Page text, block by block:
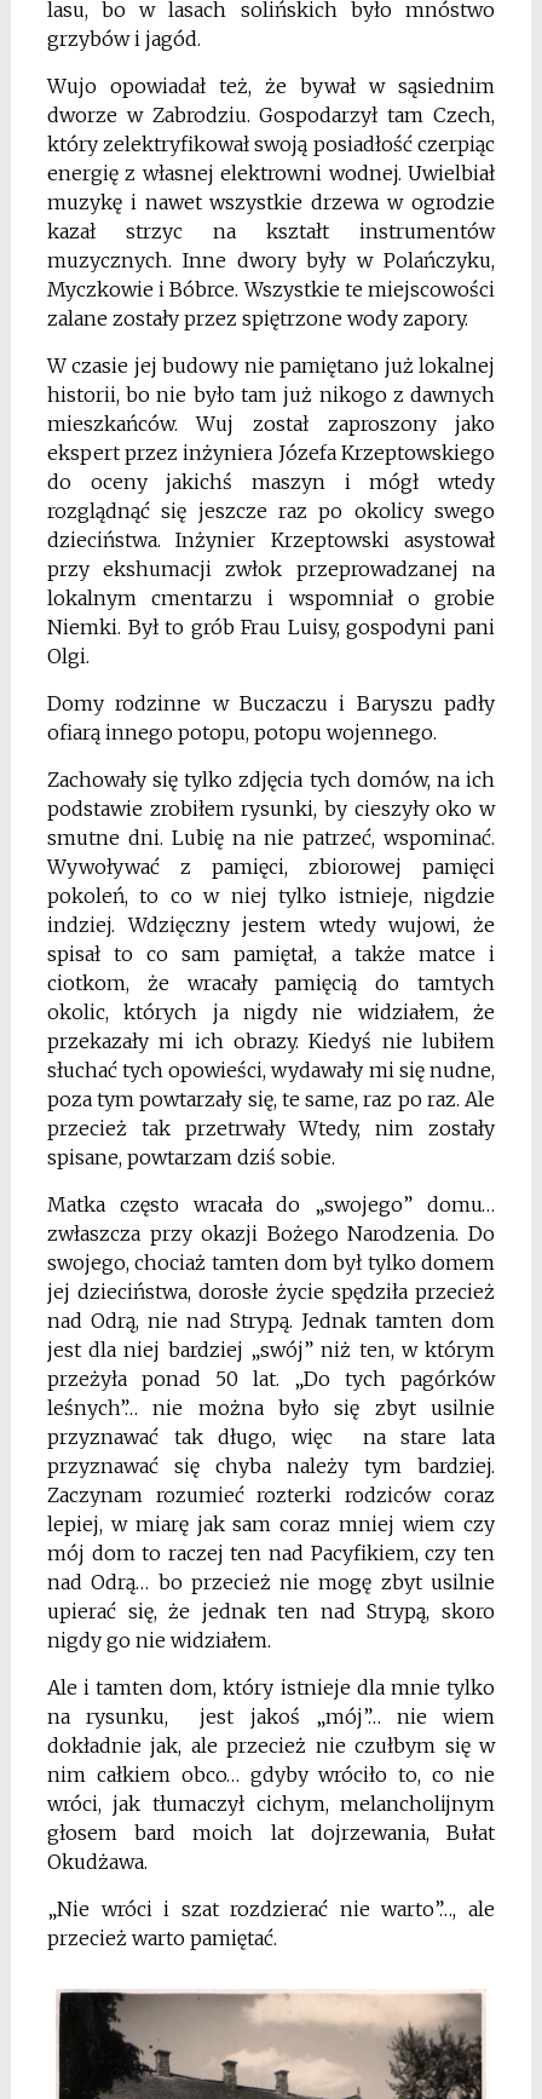
lasu, bo w lasach solińskich było mnóstwo
grzybów i jagód.
Wujo opowiadał też, że bywał w sąsiednim
dworze w Zabrodziu. Gospodarzył tam Czech,
który zelektryfikował swoją posiadłość czerpiąc
energię z własnej elektrowni wodnej. Uwielbiał
muzykę i nawet wszystkie drzewa w ogrodzie
kazał strzyc na kształt instrumentów
muzycznych. Inne dwory były w Polańczyku,
Myczkowie i Bóbrce. Wszystkie te miejscowości
zalane zostały przez spiętrzone wody zapory.
W czasie jej budowy nie pamiętano już lokalnej
historii, bo nie było tam już nikogo z dawnych
mieszkańców. Wuj został zaproszony jako
ekspert przez inżyniera Józefa Krzeptowskiego
do oceny jakichś maszyn i mógł wtedy
rozglądnąć się jeszcze raz po okolicy swego
dzieciństwa. Inżynier Krzeptowski asystował
przy ekshumacji zwłok przeprowadzanej na
lokalnym cmentarzu i wspomniał o grobie
Niemki. Był to grób Frau Luisy, gospodyni pani
Olgi.
Domy rodzinne w Buczaczu i Baryszu padły
ofiarą innego potopu, potopu wojennego.
Zachowały się tylko zdjęcia tych domów, na ich
podstawie zrobiłem rysunki, by cieszyły oko w
smutne dni. Lubię na nie patrzeć, wspominać.
Wywoływać z pamięci, zbiorowej pamięci
pokoleń, to co w niej tylko istnieje, nigdzie
indziej. Wdzięczny jestem wtedy wujowi, że
spisał to co sam pamiętał, a także matce i
ciotkom, że wracały pamięcią do tamtych
okolic, których ja nigdy nie widziałem, że
przekazały mi ich obrazy. Kiedyś nie lubiłem
słuchać tych opowieści, wydawały mi się nudne,
poza tym powtarzały się, te same, raz po raz. Ale
przecież tak przetrwały Wtedy, nim zostały
spisane, powtarzam dziś sobie.
Matka często wracała do „swojego” domu…
zwłaszcza przy okazji Bożego Narodzenia. Do
swojego, chociaż tamten dom był tylko domem
jej dzieciństwa, dorosłe życie spędziła przecież
nad Odrą, nie nad Strypą. Jednak tamten dom
jest dla niej bardziej „swój” niż ten, w którym
przeżyła ponad 50 lat. „Do tych pagórków
leśnych”… nie można było się zbyt usilnie
przyznawać tak długo, więc na stare lata
przyznawać się chyba należy tym bardziej.
Zaczynam rozumieć rozterki rodziców coraz
lepiej, w miarę jak sam coraz mniej wiem czy
mój dom to raczej ten nad Pacyfikiem, czy ten
nad Odrą… bo przecież nie mogę zbyt usilnie
upierać się, że jednak ten nad Strypą, skoro
nigdy go nie widziałem.
Ale i tamten dom, który istnieje dla mnie tylko
na rysunku, jest jakoś „mój”… nie wiem
dokładnie jak, ale przecież nie czułbym się w
nim całkiem obco… gdyby wróciło to, co nie
wróci, jak tłumaczył cichym, melancholijnym
głosem bard moich lat dojrzewania, Bułat
Okudżawa.
„Nie wróci i szat rozdzierać nie warto”…, ale
przecież warto pamiętać.